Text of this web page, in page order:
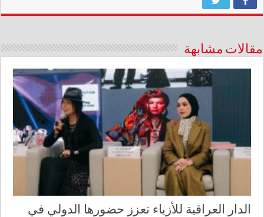
مقالات مشابهة
الدار العراقية للأزياء تعزز حضورها الدولي في